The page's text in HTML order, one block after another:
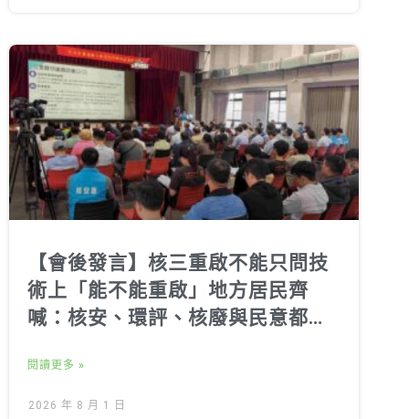
【會後發言】核三重啟不能只問技
術上「能不能重啟」地方居民齊
喊：核安、環評、核廢與民意都不
閱讀更多 »
2026 年 8 月 1 日